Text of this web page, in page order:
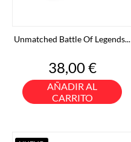
Unmatched Battle Of Legends...
Precio
38,00 €
AÑADIR AL
CARRITO